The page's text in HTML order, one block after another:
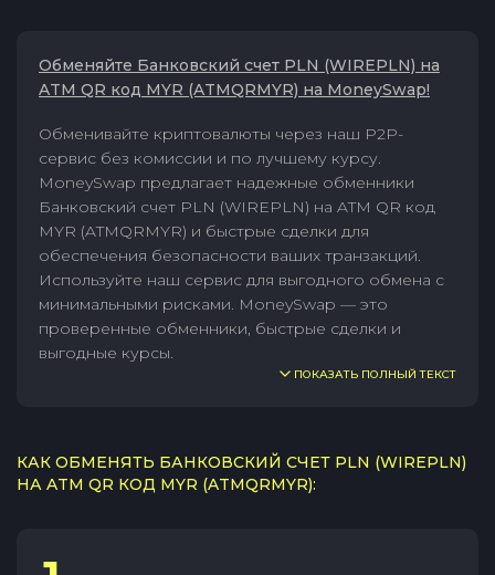
Обменяйте Банковский счет PLN (WIREPLN) на
ATM QR код MYR (ATMQRMYR) на MoneySwap!
Обменивайте криптовалюты через наш P2P-
сервис без комиссии и по лучшему курсу.
MoneySwap предлагает надежные обменники
Банковский счет PLN (WIREPLN) на ATM QR код
MYR (ATMQRMYR) и быстрые сделки для
обеспечения безопасности ваших транзакций.
Используйте наш сервис для выгодного обмена с
минимальными рисками. MoneySwap — это
проверенные обменники, быстрые сделки и
выгодные курсы.
ПОКАЗАТЬ ПОЛНЫЙ ТЕКСТ
КАК ОБМЕНЯТЬ БАНКОВСКИЙ СЧЕТ PLN (WIREPLN)
НА ATM QR КОД MYR (ATMQRMYR):